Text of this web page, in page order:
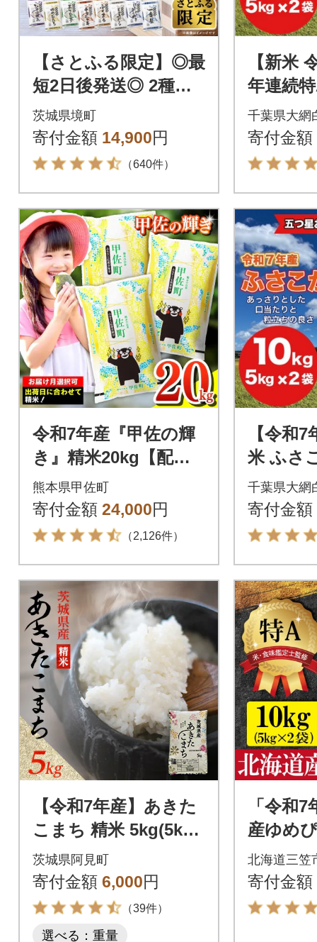
【さとふる限定】◎最
短2日後発送◎ 2種食
べ比べ 10kg 茨城県産
【令和7年産/白米】米
スピード
茨城県境町
寄付金額 14,900円
（640件）
【新米
年連続
県 米 コ
g (5kg
千葉県大網
寄付金額
令和7年産『甲佐の輝
き』精米20kg【配送
指定可】【ZM】
熊本県甲佐町
寄付金額 24,000円
（2,126件）
【令和
米 ふさ
(精米
千葉県大網
寄付金額
【令和7年産】あきた
こまち 精米 5kg(5kg×
1袋) 茨城県産のお米
茨城県阿見町
寄付金額 6,000円
（39件）
選べる：重量
「令和
産ゆめ
g×2)【
短翌日
0】
北海道三笠
寄付金額